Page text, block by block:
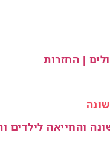
| החזרות
והחייאה לילדים